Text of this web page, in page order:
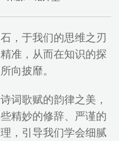
，于我们的思维之刃
准，从而在知识的探
向披靡。
词歌赋的韵律之美，
精妙的修辞、严谨的
，引导我们学会细腻